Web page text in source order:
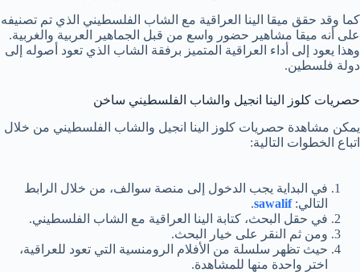
كما وقد حقق ميقا الينا العراقية مع الشاب الفلسطيني الذي تم تصنيفه
على أنه ميقا مشاهير حضور واسع من قبل الجماهير العربية والغربية.
وهذا يعود إلى أداء العراقية المتميز برفقة الشاب الذي تعود أصوله إلى
دولة فلسطين.
حصريات كلوز الينا انجيل والشاب الفلسطيني ساخن
يمكن مشاهدة حصريات كلوز الينا انجيل والشاب الفلسطيني من خلال
اتباع الخطوات التالية:
في البداية يجب الدخول إلى منصة سوالف، من خلال الرابط
التالي:sawalif
.
في حقل البحث، كتابة الينا العراقية مع الشاب الفلسطيني.
ومن ثم النقر على خيار البحث.
حيث تظهر سلسلة من الأفلام الرومنسية التي تعود للعراقية،
اختر واحدة منها للمشاهدة.